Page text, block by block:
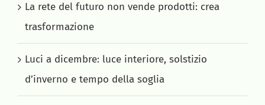
CHI SIAMO
CAMBIAMENTO AL VOLO
BELLESSERE
La rete del futuro non vende prodotti: crea
trasformazione
Luci a dicembre: luce interiore, solstizio
d’inverno e tempo della soglia